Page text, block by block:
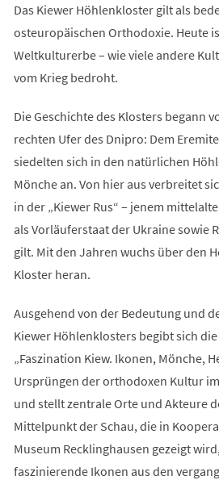
Das Kiewer Höhlenkloster gilt als
osteuropäischen Orthodoxie. Heute
Weltkulturerbe – wie viele andere
vom Krieg bedroht.
Die Geschichte des Klosters begann
rechten Ufer des Dnipro: Dem
siedelten sich in den natürlichen
Mönche an. Von hier aus verbreitet
in der „Kiewer Rus“ – jenem
als Vorläuferstaat der Ukraine sowie
gilt. Mit den Jahren wuchs über den
Kloster heran.
Ausgehend von der Bedeutung und
Kiewer Höhlenklosters begibt sich
„Faszination Kiew. Ikonen, Mönche,
Ursprüngen der orthodoxen Kultur
und stellt zentrale Orte und Akteure
Mittelpunkt der Schau, die in
Museum Recklinghausen gezeigt
faszinierende Ikonen aus den